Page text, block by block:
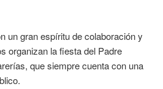
un gran espíritu de colaboración y
organizan la fiesta del Padre
que siempre cuenta con una